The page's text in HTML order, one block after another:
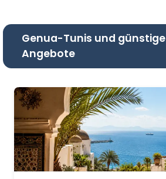
Genua-Tunis und günstige
Angebote